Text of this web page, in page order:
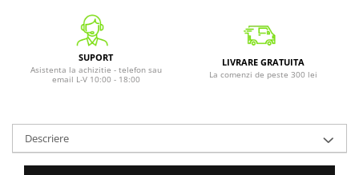
SUPORT
Asistenta la achizitie - telefon sau
email L-V 10:00 - 18:00
LIVRARE GRATUITA
La comenzi de peste 300 lei
Descriere